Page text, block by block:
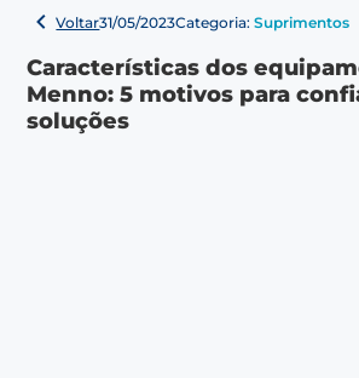
Voltar31/05/2023Categoria:Suprimentos
Características dos
Menno: 5 motivos para
soluções